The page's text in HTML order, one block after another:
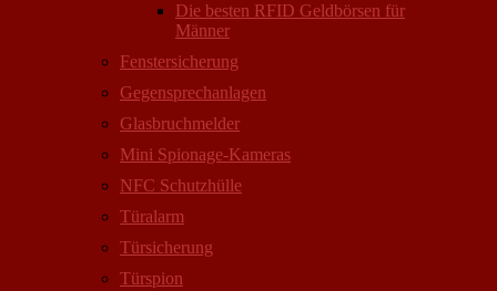
Die besten RFID Geldbörsen für
Männer
Fenstersicherung
Gegensprechanlagen
Glasbruchmelder
Mini Spionage-Kameras
NFC Schutzhülle
Türalarm
Türsicherung
Türspion